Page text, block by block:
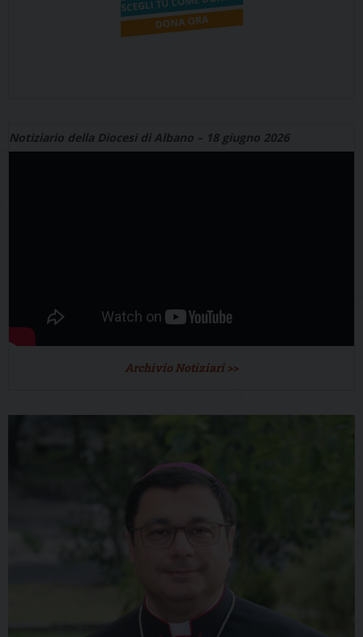
Notiziario della Diocesi di Albano – 18 giugno 2026
Archivio Notiziari >>